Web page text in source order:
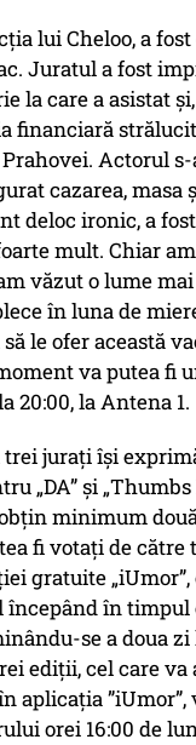
lui Cheloo, a
Juratul a fost
la care a asistat
financiară
Actorul
cazarea, masa
deloc ironic, a
mult. Chiar
văzut o lume
în luna de
le ofer această
va putea fi
20:00, la Antena 1.
jurați își
„DA” şi
obţin minimum
fi votaţi de către
gratuite
începând în
se a doua zi
ediţii, cel care va
aplicaţia
orei 16:00 de